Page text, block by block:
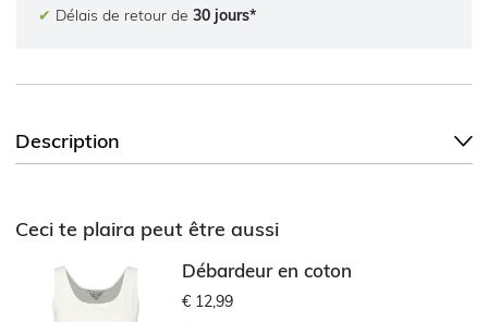
✔ Délais de retour de 30 jours*
Description
Ceci te plaira peut être aussi
Débardeur en coton
€ 12,99